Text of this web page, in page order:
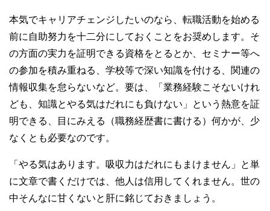
本気でキャリアチェンジしたいのなら、転職活動を始める
前に自助努力を十二分にしておくことをお奨めします。そ
の方面の実力を証明できる資格をとるとか、セミナー等へ
の参加を積み重ねる、学校等で深い知識を付ける、関連の
情報収集を怠らないなど。要は、「業務経験こそないけれ
ども、知識とやる気はだれにも負けない」という熱意を証
明できる、目にみえる（職務経歴書に書ける）何かが、少
なくとも必要なのです。
「やる気はあります。吸収力はだれにもまけません」と単
に文章で書くだけでは、他人は信用してくれません。世の
中そんなに甘くないと肝に銘じておきましょう。